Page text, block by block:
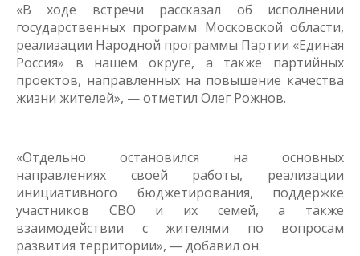
«В ходе встречи рассказал об исполнении
государственных программ Московской области,
реализации Народной программы Партии «Единая
Россия» в нашем округе, а также партийных
проектов, направленных на повышение качества
жизни жителей», — отметил Олег Рожнов.
«Отдельно остановился на основных
направлениях своей работы, реализации
инициативного бюджетирования, поддержке
участников СВО и их семей, а также
взаимодействии с жителями по вопросам
развития территории», — добавил он.